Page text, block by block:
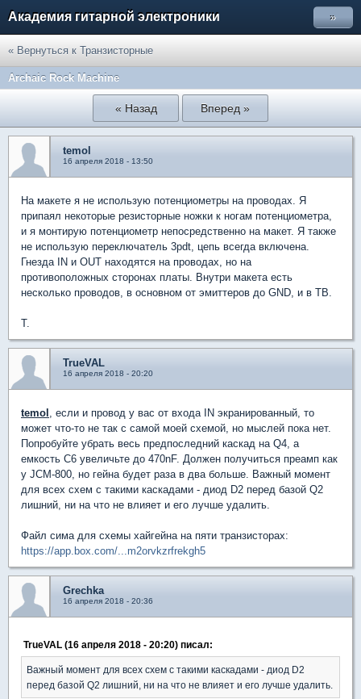
Академия гитарной электроники »
« Вернуться к Транзисторные
Archaic Rock Machine
« Назад Вперед »
temol
16 апреля 2018 - 13:50
На макете я не использую потенциометры на проводах. Я
припаял некоторые резисторные ножки к ногам потенциометра,
и я монтирую потенциометр непосредственно на макет. Я также
не использую переключатель 3pdt, цепь всегда включена.
Гнезда IN и OUT находятся на проводах, но на
противоположных сторонах платы. Внутри макета есть
несколько проводов, в основном от эмиттеров до GND, и в TB.
T.
TrueVAL
16 апреля 2018 - 20:20
temol , если и провод у вас от входа IN экранированный, то
может что-то не так с самой моей схемой, но мыслей пока нет.
Попробуйте убрать весь предпоследний каскад на Q4, а
емкость С6 увеличьте до 470nF. Должен получиться преамп как
у JCM-800, но гейна будет раза в два больше. Важный момент
для всех схем с такими каскадами - диод D2 перед базой Q2
лишний, ни на что не влияет и его лучше удалить.
Файл сима для схемы хайгейна на пяти транзисторах:
https://app.box.com/...m2orvkzrfrekgh5
Grechka
16 апреля 2018 - 20:36
TrueVAL (16 апреля 2018 - 20:20) писал:
Важный момент для всех схем с такими каскадами - диод D2
перед базой Q2 лишний, ни на что не влияет и его лучше удалить.